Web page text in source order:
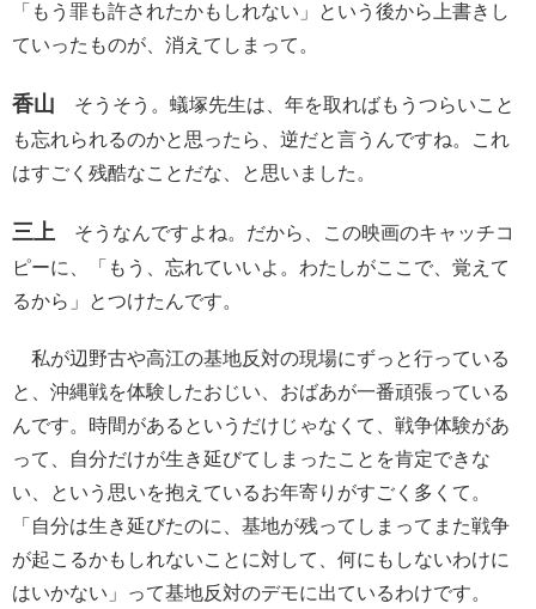
「もう罪も許されたかもしれない」という後から上書きし
ていったものが、消えてしまって。
香山 そうそう。蟻塚先生は、年を取ればもうつらいこと
も忘れられるのかと思ったら、逆だと言うんですね。これ
はすごく残酷なことだな、と思いました。
三上 そうなんですよね。だから、この映画のキャッチコ
ピーに、「もう、忘れていいよ。わたしがここで、覚えて
るから」とつけたんです。
私が辺野古や高江の基地反対の現場にずっと行っている
と、沖縄戦を体験したおじい、おばあが一番頑張っている
んです。時間があるというだけじゃなくて、戦争体験があ
って、自分だけが生き延びてしまったことを肯定できな
い、という思いを抱えているお年寄りがすごく多くて。
「自分は生き延びたのに、基地が残ってしまってまた戦争
が起こるかもしれないことに対して、何にもしないわけに
はいかない」って基地反対のデモに出ているわけです。